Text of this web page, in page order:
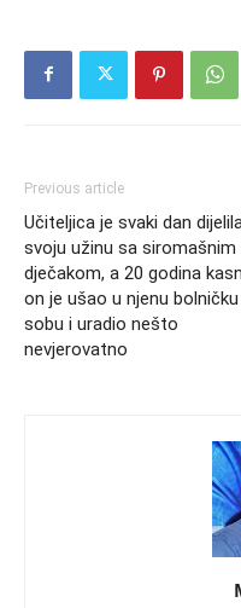
Previous article
Učiteljica je svaki dan
svoju užinu sa siromašnim
dječakom, a 20 godina
on je ušao u njenu bolničku
sobu i uradio nešto
nevjerovatno